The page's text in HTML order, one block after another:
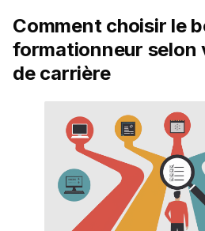
Comment choisir le
formationneur selon
de carrière